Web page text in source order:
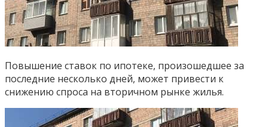
Повышение ставок по ипотеке, произошедшее за
последние несколько дней, может привести к
снижению спроса на вторичном рынке жилья.